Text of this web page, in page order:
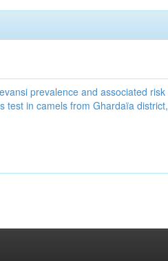
prevalence and associated risk
test in camels from Ghardaïa district,